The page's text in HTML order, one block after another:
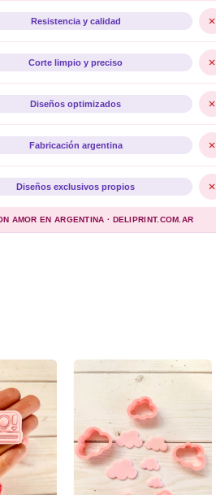
Resistencia y calidad
Corte limpio y preciso
Diseños optimizados
Fabricación argentina
Diseños exclusivos propios
AMOR EN ARGENTINA · DELIPRINT.COM.AR